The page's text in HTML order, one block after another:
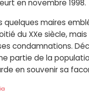
en novembre 1998.
quelques maires
du XXe siècle,
condamnations.
partie de la
en souvenir sa